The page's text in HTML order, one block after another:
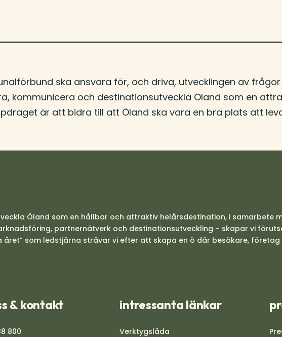
ska ansvara för, och driva, utvecklingen av
kommunicera och destinationsutveckla Öland som en
är att bidra till att Öland ska vara en bra plats att
Öland som en hållbar och attraktiv helårsdestination, i samarbete
partnernätverk och destinationsutveckling – skapar vi
året” som ledstjärna strävar vi efter att skapa en ö där besökare,
& kontakt
800
intressanta länkar
Verktygslåda